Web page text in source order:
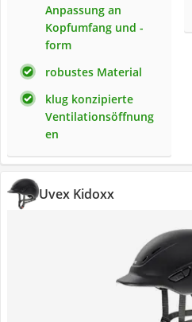
Anpassung an
Kopfumfang und -
form
robustes Material
klug konzipierte
Ventilationsöffnung
en
Uvex Kidoxx